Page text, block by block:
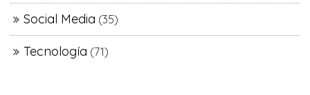
Social Media (35)
Tecnología (71)